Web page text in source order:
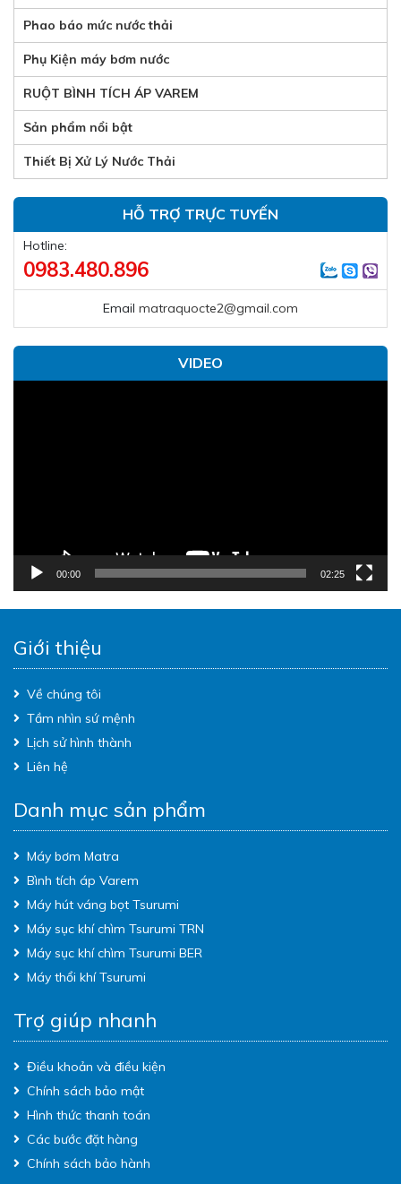
Phao báo mức nước thải
Phụ Kiện máy bơm nước
RUỘT BÌNH TÍCH ÁP VAREM
Sản phẩm nổi bật
Thiết Bị Xử Lý Nước Thải
HỖ TRỢ TRỰC TUYẾN
Hotline:
0983.480.896
Email matraquocte2@gmail.com
VIDEO
00:00 02:25
Giới thiệu
Về chúng tôi
Tầm nhìn sứ mệnh
Lịch sử hình thành
Liên hệ
Danh mục sản phẩm
Máy bơm Matra
Bình tích áp Varem
Máy hút váng bọt Tsurumi
Máy sục khí chìm Tsurumi TRN
Máy sục khí chìm Tsurumi BER
Máy thổi khí Tsurumi
Trợ giúp nhanh
Điều khoản và điều kiện
Chính sách bảo mật
Hình thức thanh toán
Các bước đặt hàng
Chính sách bảo hành